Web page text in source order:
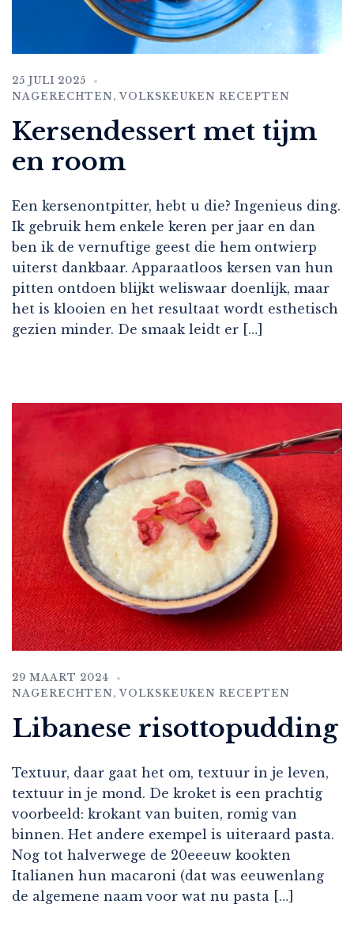
25 JULI 2025
NAGERECHTEN,VOLKSKEUKEN RECEPTEN
Kersendessert met tijm
en room
Een kersenontpitter, hebt u die? Ingenieus ding.
Ik gebruik hem enkele keren per jaar en dan
ben ik de vernuftige geest die hem ontwierp
uiterst dankbaar. Apparaatloos kersen van hun
pitten ontdoen blijkt weliswaar doenlijk, maar
het is klooien en het resultaat wordt esthetisch
gezien minder. De smaak leidt er […]
29 MAART 2024
NAGERECHTEN,VOLKSKEUKEN RECEPTEN
Libanese risottopudding
Textuur, daar gaat het om, textuur in je leven,
textuur in je mond. De kroket is een prachtig
voorbeeld: krokant van buiten, romig van
binnen. Het andere exempel is uiteraard pasta.
Nog tot halverwege de 20eeeuw kookten
Italianen hun macaroni (dat was eeuwenlang
de algemene naam voor wat nu pasta […]